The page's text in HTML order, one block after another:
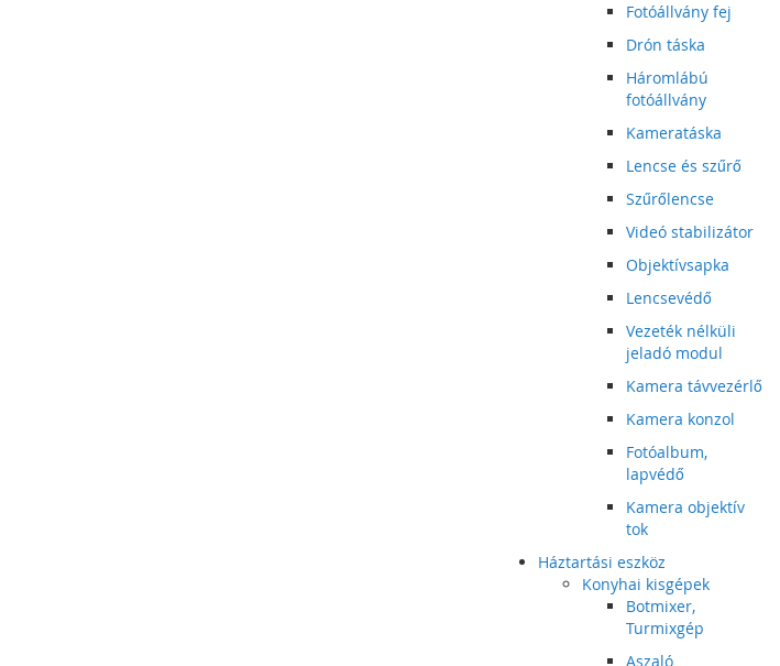
Fotóállvány fej
Drón táska
Háromlábú
fotóállvány
Kameratáska
Lencse és szűrő
Szűrőlencse
Videó stabilizátor
Objektívsapka
Lencsevédő
Vezeték nélküli
jeladó modul
Kamera távvezérlő
Kamera konzol
Fotóalbum,
lapvédő
Kamera objektív
tok
Háztartási eszköz
Konyhai kisgépek
Botmixer,
Turmixgép
Aszaló